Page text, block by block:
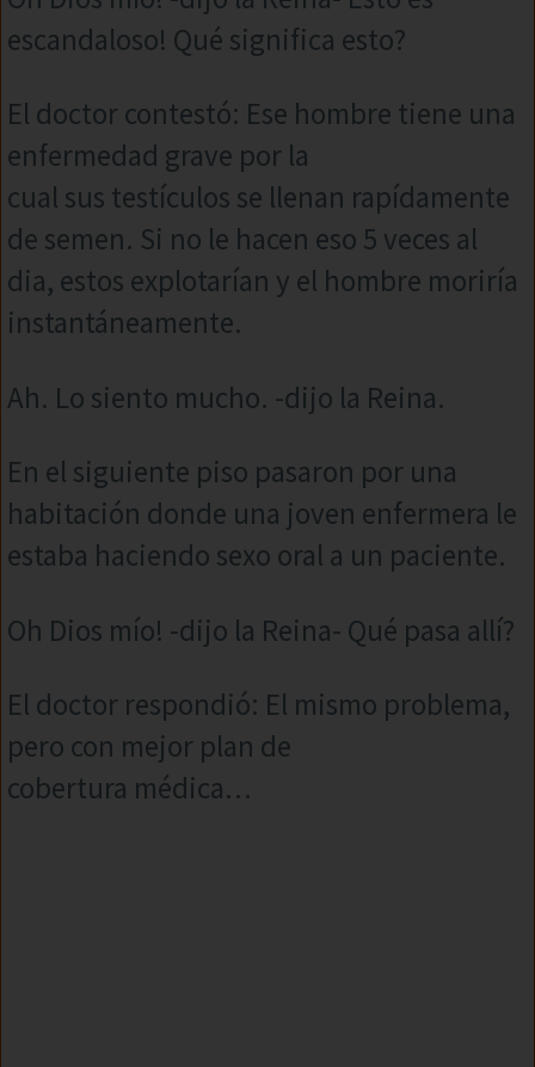
escandaloso! Qué significa esto?
El doctor contestó: Ese hombre tiene una
enfermedad grave por la
cual sus testículos se llenan rapídamente
de semen. Si no le hacen eso 5 veces al
dia, estos explotarían y el hombre moriría
instantáneamente.
Ah. Lo siento mucho. -dijo la Reina.
En el siguiente piso pasaron por una
habitación donde una joven enfermera le
estaba haciendo sexo oral a un paciente.
Oh Dios mío! -dijo la Reina- Qué pasa allí?
El doctor respondió: El mismo problema,
pero con mejor plan de
cobertura médica…